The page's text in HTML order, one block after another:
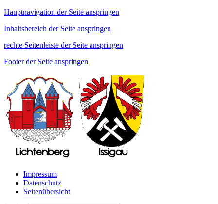
Hauptnavigation der Seite anspringen
Inhaltsbereich der Seite anspringen
rechte Seitenleiste der Seite anspringen
Footer der Seite anspringen
Impressum
Datenschutz
Seitenübersicht